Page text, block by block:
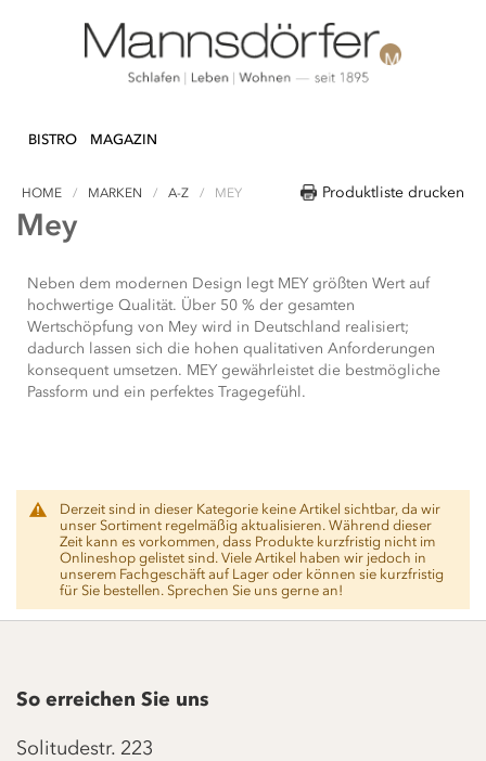
zum
BISTRO MAGAZIN
Produktliste drucken
HOME MARKEN A-Z MEY
Mey
Neben dem modernen Design legt MEY größten Wert auf
hochwertige Qualität. Über 50 % der gesamten
Wertschöpfung von Mey wird in Deutschland realisiert;
dadurch lassen sich die hohen qualitativen Anforderungen
konsequent umsetzen. MEY gewährleistet die bestmögliche
Passform und ein perfektes Tragegefühl.
Derzeit sind in dieser Kategorie keine Artikel sichtbar, da wir
unser Sortiment regelmäßig aktualisieren. Während dieser
Zeit kann es vorkommen, dass Produkte kurzfristig nicht im
Onlineshop gelistet sind. Viele Artikel haben wir jedoch in
unserem Fachgeschäft auf Lager oder können sie kurzfristig
für Sie bestellen. Sprechen Sie uns gerne an!
So erreichen Sie uns
Solitudestr. 223